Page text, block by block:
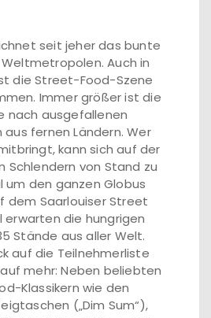
seit jeher das bunte
Auch in
die Street-Food-Szene
Immer größer ist die
nach ausgefallenen
fernen Ländern. Wer
kann sich auf der
Schlendern von Stand zu
um den ganzen Globus
dem Saarlouiser Street
erwarten die hungrigen
Stände aus aller Welt.
auf die Teilnehmerliste
mehr: Neben beliebten
Klassikern wie den
(„Dim Sum“),